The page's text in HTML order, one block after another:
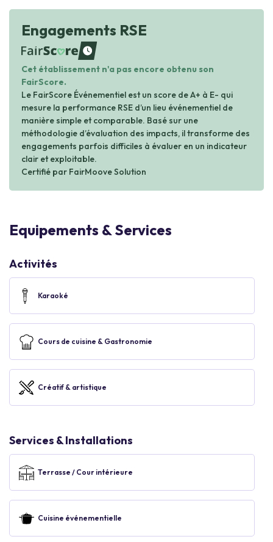
Engagements RSE
waiting
Cet établissement n'a pas encore obtenu son
FairScore.
Le FairScore Événementiel est un score de A+ à E- qui
mesure la performance RSE d’un lieu événementiel de
manière simple et comparable. Basé sur une
méthodologie d’évaluation des impacts, il transforme des
engagements parfois difficiles à évaluer en un indicateur
clair et exploitable.
Certifié par FairMoove Solution
Equipements & Services
Activités
Karaoké
Cours de cuisine & Gastronomie
Créatif & artistique
Services & Installations
Terrasse / Cour intérieure
Cuisine événementielle